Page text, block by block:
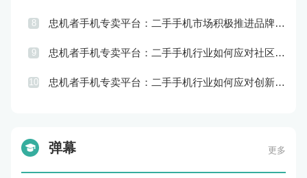
8 忠机者手机专卖平台：二手手机市场积极推进品牌转型，实现品牌创新和升级
9 忠机者手机专卖平台：二手手机行业如何应对社区运营的重要性
10 忠机者手机专卖平台：二手手机行业如何应对创新驱动的发展
弹幕 更多